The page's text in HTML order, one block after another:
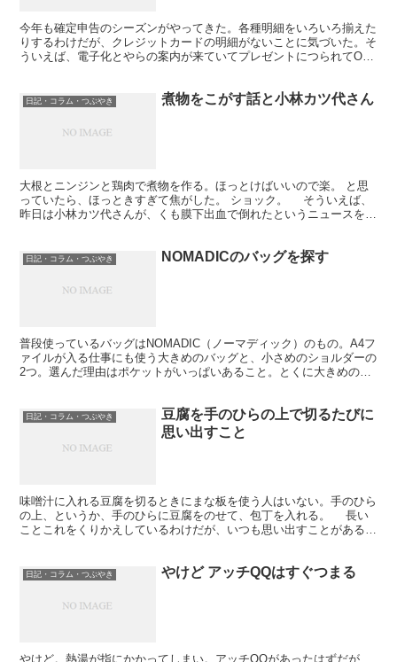
今年も確定申告のシーズンがやってきた。各種明細をいろいろ揃えた
りするわけだが、クレジットカードの明細がないことに気づいた。そ
ういえば、電子化とやらの案内が来ていてプレゼントにつられてOK
日記・コラム・つぶやき 煮物をこがす話と小林カツ代さん
大根とニンジンと鶏肉で煮物を作る。ほっとけばいいので楽。 と思
っていたら、ほっときすぎて焦がした。 ショック。 そういえば、
昨日は小林カツ代さんが、くも膜下出血で倒れたというニュースをや
日記・コラム・つぶやき NOMADICのバッグを探す
普段使っているバッグはNOMADIC（ノーマディック）のもの。A4フ
ァイルが入る仕事にも使う大きめのバッグと、小さめのショルダーの
2つ。選んだ理由はポケットがいっぱいあること。とくに大きめのや
日記・コラム・つぶやき
豆腐を手のひらの上で切るたびに
思い出すこと
味噌汁に入れる豆腐を切るときにまな板を使う人はいない。手のひら
の上、というか、手のひらに豆腐をのせて、包丁を入れる。 長い
ことこれをくりかえしているわけだが、いつも思い出すことがある。
日記・コラム・つぶやき やけど アッチQQはすぐつまる
やけど。熱湯が指にかかってしまい。アッチQQがあったはずだが、